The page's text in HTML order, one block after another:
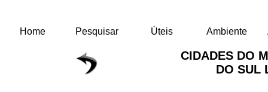
Home Pesquisar Úteis Ambiente
CIDADES DO
DO SUL